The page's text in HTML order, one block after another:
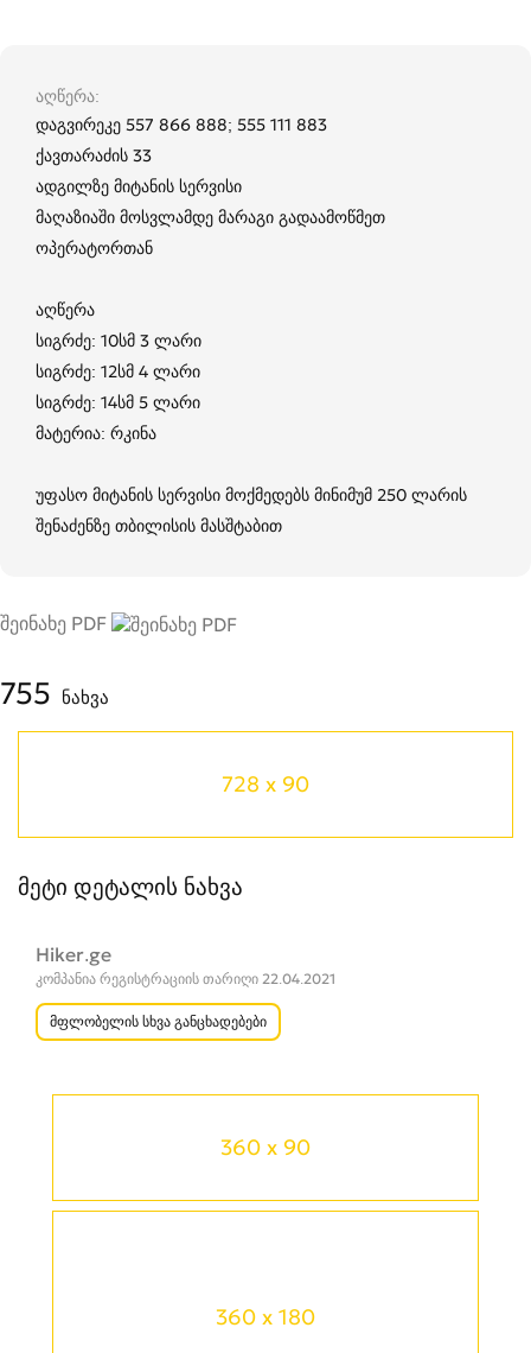
360 x 90
360 x 180
აღწერა
დაგვირეკე 557 866 888; 555 111 883
ქავთარაძის 33
ადგილზე მიტანის სერვისი
მაღაზიაში მოსვლამდე მარაგი გადაამოწმეთ
ოპერატორთან
აღწერა
სიგრძე: 10სმ 3 ლარი
სიგრძე: 12სმ 4 ლარი
სიგრძე: 14სმ 5 ლარი
მატერია: რკინა
უფასო მიტანის სერვისი მოქმედებს მინიმუმ 250 ლარის
შენაძენზე თბილისის მასშტაბით
შეინახე PDF
755 ნახვა
728 x 90
მეტი დეტალის ნახვა
Hiker.ge
კომპანია რეგისტრაციის თარიღი 22.04.2021
მფლობელის სხვა განცხადებები